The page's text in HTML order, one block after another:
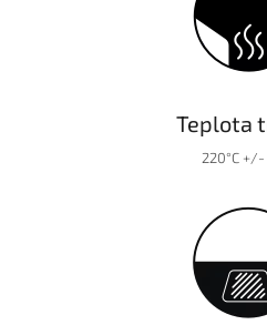
Teplota
220°C +/-